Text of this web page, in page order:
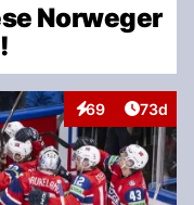
Norweger
69
Interaktionen
Artikel
73d